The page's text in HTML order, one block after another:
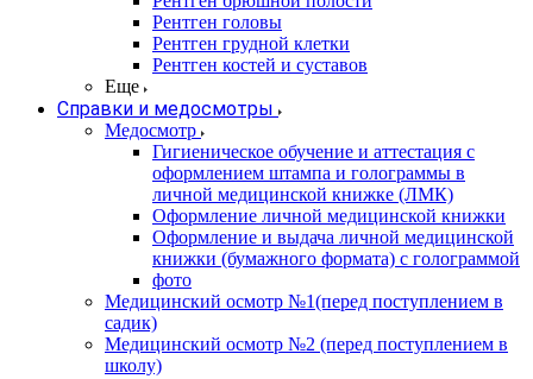
Рентген головы
Рентген грудной клетки
Рентген костей и суставов
Еще
Справки и медосмотры
Медосмотр
Гигиеническое обучение и аттестация с
оформлением штампа и голограммы в
личной медицинской книжке (ЛМК)
Оформление личной медицинской книжки
Оформление и выдача личной медицинской
книжки (бумажного формата) с голограммой
фото
Медицинский осмотр №1(перед поступлением в
садик)
Медицинский осмотр №2 (перед поступлением в
школу)